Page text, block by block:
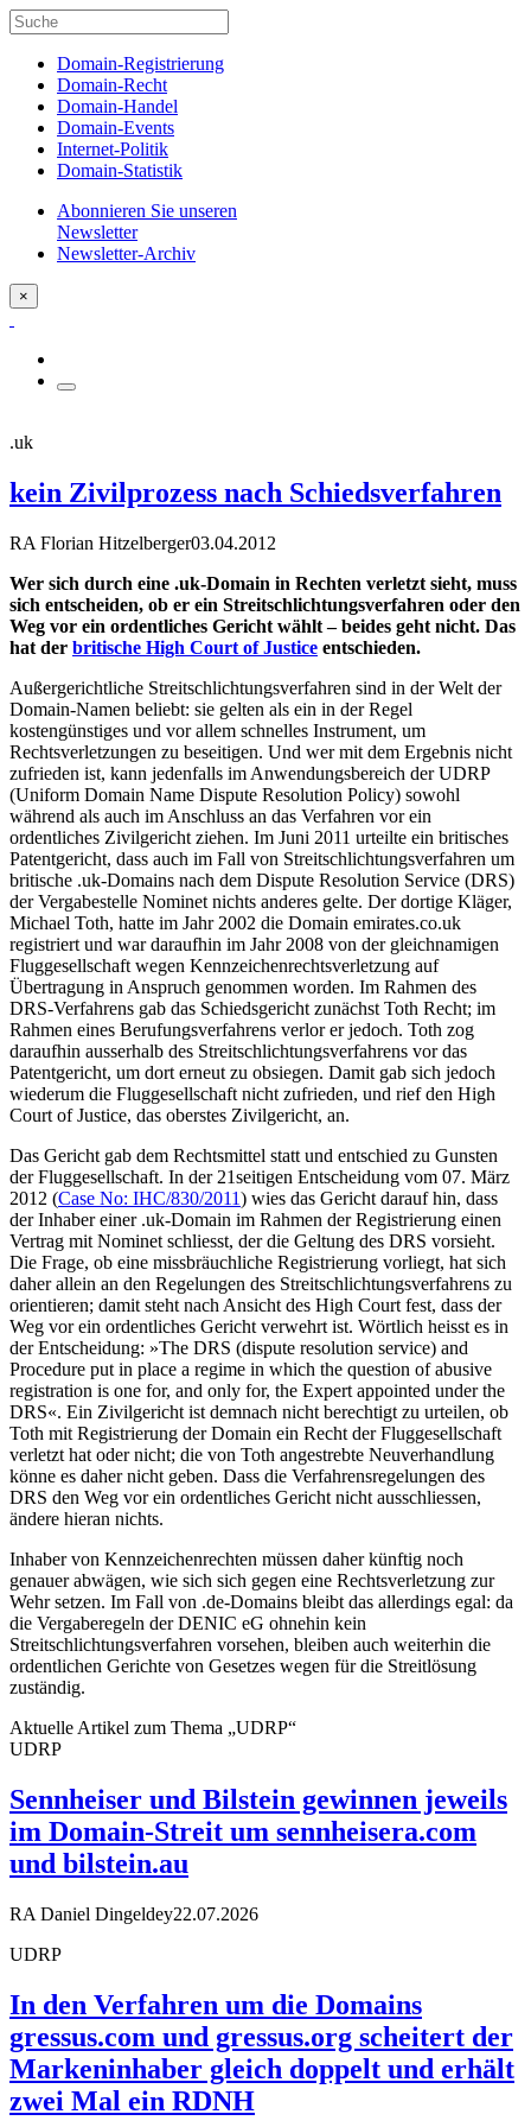
Domain-Registrierung
Domain-Recht
Domain-Handel
Domain-Events
Internet-Politik
Domain-Statistik
Abonnieren Sie unseren
Newsletter
Newsletter-Archiv
×
.uk
kein Zivilprozess nach Schiedsverfahren
RA Florian Hitzelberger03.04.2012
Wer sich durch eine .uk-Domain in Rechten verletzt sieht, muss
sich entscheiden, ob er ein Streitschlichtungsverfahren oder den
Weg vor ein ordentliches Gericht wählt – beides geht nicht. Das
hat der britische High Court of Justice entschieden.
Außergerichtliche Streitschlichtungsverfahren sind in der Welt der
Domain-Namen beliebt: sie gelten als ein in der Regel
kostengünstiges und vor allem schnelles Instrument, um
Rechtsverletzungen zu beseitigen. Und wer mit dem Ergebnis nicht
zufrieden ist, kann jedenfalls im Anwendungsbereich der UDRP
(Uniform Domain Name Dispute Resolution Policy) sowohl
während als auch im Anschluss an das Verfahren vor ein
ordentliches Zivilgericht ziehen. Im Juni 2011 urteilte ein britisches
Patentgericht, dass auch im Fall von Streitschlichtungsverfahren um
britische .uk-Domains nach dem Dispute Resolution Service (DRS)
der Vergabestelle Nominet nichts anderes gelte. Der dortige Kläger,
Michael Toth, hatte im Jahr 2002 die Domain emirates.co.uk
registriert und war daraufhin im Jahr 2008 von der gleichnamigen
Fluggesellschaft wegen Kennzeichenrechtsverletzung auf
Übertragung in Anspruch genommen worden. Im Rahmen des
DRS-Verfahrens gab das Schiedsgericht zunächst Toth Recht; im
Rahmen eines Berufungsverfahrens verlor er jedoch. Toth zog
daraufhin ausserhalb des Streitschlichtungsverfahrens vor das
Patentgericht, um dort erneut zu obsiegen. Damit gab sich jedoch
wiederum die Fluggesellschaft nicht zufrieden, und rief den High
Court of Justice, das oberstes Zivilgericht, an.
Das Gericht gab dem Rechtsmittel statt und entschied zu Gunsten
der Fluggesellschaft. In der 21seitigen Entscheidung vom 07. März
2012 (Case No: IHC/830/2011) wies das Gericht darauf hin, dass
der Inhaber einer .uk-Domain im Rahmen der Registrierung einen
Vertrag mit Nominet schliesst, der die Geltung des DRS vorsieht.
Die Frage, ob eine missbräuchliche Registrierung vorliegt, hat sich
daher allein an den Regelungen des Streitschlichtungsverfahrens zu
orientieren; damit steht nach Ansicht des High Court fest, dass der
Weg vor ein ordentliches Gericht verwehrt ist. Wörtlich heisst es in
der Entscheidung: »The DRS (dispute resolution service) and
Procedure put in place a regime in which the question of abusive
registration is one for, and only for, the Expert appointed under the
DRS«. Ein Zivilgericht ist demnach nicht berechtigt zu urteilen, ob
Toth mit Registrierung der Domain ein Recht der Fluggesellschaft
verletzt hat oder nicht; die von Toth angestrebte Neuverhandlung
könne es daher nicht geben. Dass die Verfahrensregelungen des
DRS den Weg vor ein ordentliches Gericht nicht ausschliessen,
ändere hieran nichts.
Inhaber von Kennzeichenrechten müssen daher künftig noch
genauer abwägen, wie sich sich gegen eine Rechtsverletzung zur
Wehr setzen. Im Fall von .de-Domains bleibt das allerdings egal: da
die Vergaberegeln der DENIC eG ohnehin kein
Streitschlichtungsverfahren vorsehen, bleiben auch weiterhin die
ordentlichen Gerichte von Gesetzes wegen für die Streitlösung
zuständig.
Aktuelle Artikel zum Thema „UDRP“
UDRP
Sennheiser und Bilstein gewinnen jeweils
im Domain-Streit um sennheisera.com
und bilstein.au
RA Daniel Dingeldey22.07.2026
UDRP
In den Verfahren um die Domains
gressus.com und gressus.org scheitert der
Markeninhaber gleich doppelt und erhält
zwei Mal ein RDNH